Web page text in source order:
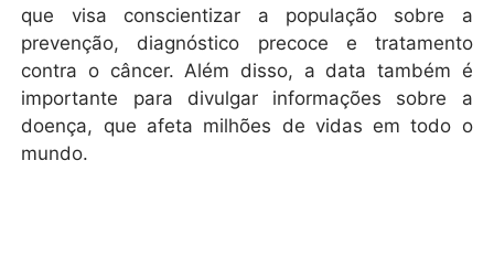
que visa conscientizar a população sobre a
prevenção, diagnóstico precoce e tratamento
contra o câncer. Além disso, a data também é
importante para divulgar informações sobre a
doença, que afeta milhões de vidas em todo o
mundo.